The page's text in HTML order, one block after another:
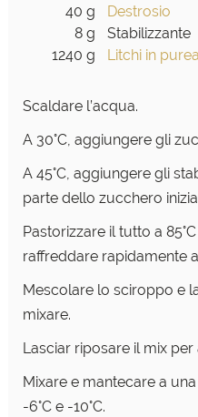
40 g
Destrosio
8 g
Stabilizzante
1240 g
Litchi in
Scaldare l’acqua.
A 30°C, aggiungere gli
A 45°C, aggiungere gli
parte dello zucchero
Pastorizzare il tutto a
raffreddare rapidamente a
Mescolare lo sciroppo e
mixare.
Lasciar riposare il mix per
Mixare e mantecare a
-6°C e -10°C.